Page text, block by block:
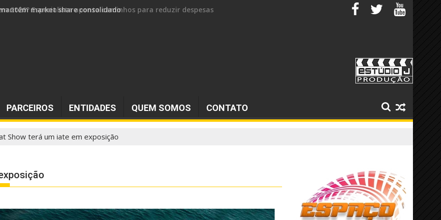
market share consolidado
PARCEIROS ENTIDADES QUEM SOMOS CONTATO
Show terá um iate em exposição